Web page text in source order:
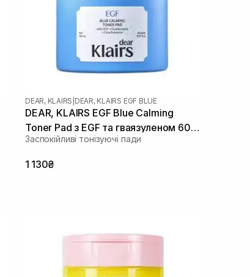
DEAR, KLAIRS DEAR, KLAIRS EGF BLUE
DEAR, KLAIRS EGF Blue Calming
Toner Pad з EGF та гваязуленом 60
шт
Заспокійливі тонізуючі пади
1 130₴